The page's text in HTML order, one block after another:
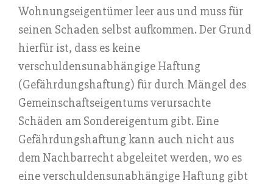
Wohnungseigentümer leer aus und muss für
seinen Schaden selbst aufkommen. Der Grund
hierfür ist, dass es keine
verschuldensunabhängige Haftung
(Gefährdungshaftung) für durch Mängel des
Gemeinschaftseigentums verursachte
Schäden am Sondereigentum gibt. Eine
Gefährdungshaftung kann auch nicht aus
dem Nachbarrecht abgeleitet werden, wo es
eine verschuldensunabhängige Haftung gibt